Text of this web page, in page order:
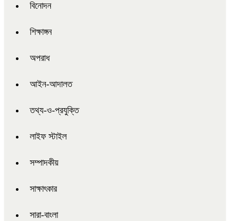
বিনোদন
শিক্ষাঙ্গন
অপরাধ
আইন-আদালত
তথ্য-ও-প্রযুক্তি
লাইফ স্টাইল
সম্পাদকীয়
সাক্ষাৎকার
সারা-বাংলা